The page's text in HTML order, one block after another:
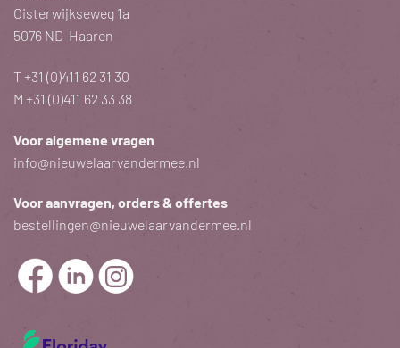
Oisterwijkseweg 1a
5076 ND Haaren
T+31 (0)411 62 31 30
M +31 (0)411 62 33 38
Voor algemene vragen
info@nieuwelaarvandermee.nl
Voor aanvragen, orders & offertes
bestellingen@nieuwelaarvandermee.nl